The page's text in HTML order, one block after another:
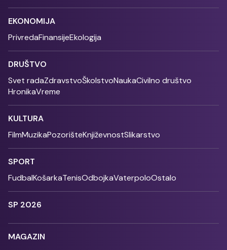
EKONOMIJA
PrivredaFinansijeEkologija
DRUŠTVO
Svet radaZdravstvoŠkolstvoNaukaCivilno društvo
HronikaVreme
KULTURA
FilmMuzikaPozorišteKnjiževnostSlikarstvo
SPORT
FudbalKošarkaTenisOdbojkaVaterpoloOstalo
SP 2026
MAGAZIN